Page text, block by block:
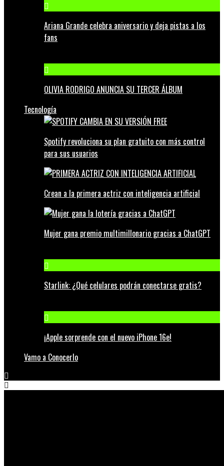
Ariana Grande celebra aniversario y deja pistas a los
fans
OLIVIA RODRIGO ANUNCIA SU TERCER ÁLBUM
Tecnología
Spotify revoluciona su plan gratuito con más control
para sus usuarios
Crean a la primera actriz con inteligencia artificial
Mujer gana premio multimillonario gracias a ChatGPT
Starlink: ¿Qué celulares podrán conectarse gratis?
¡Apple sorprende con el nuevo iPhone 16e!
Vamo a Conocerlo